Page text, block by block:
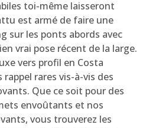
toi-même laisseront
est armé de faire une
sur les ponts abords avec
vrai pose récent de la large.
vers profil en Costa
rares vis-à-vis des
Que ce soit pour des
envoûtants et nos
vous trouverez les